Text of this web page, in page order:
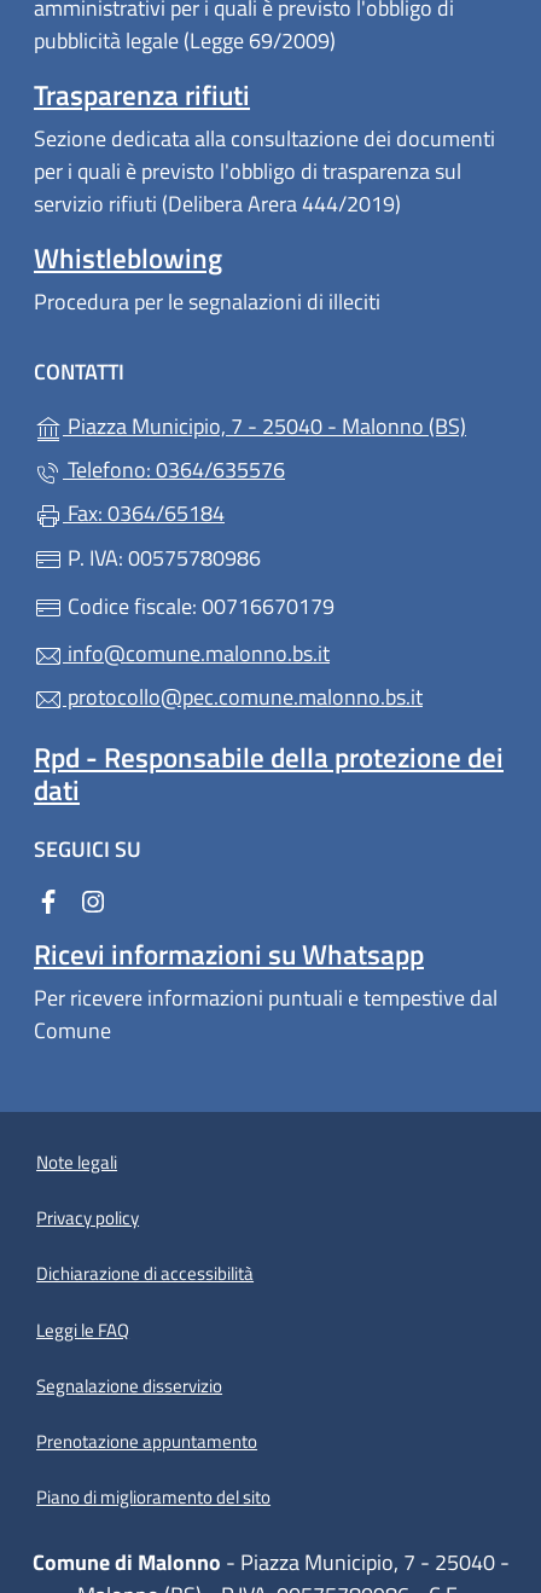
amministrativi per i quali è previsto l'obbligo di
pubblicità legale (Legge 69/2009)
Trasparenza rifiuti
Sezione dedicata alla consultazione dei documenti
per i quali è previsto l'obbligo di trasparenza sul
servizio rifiuti (Delibera Arera 444/2019)
Whistleblowing
Procedura per le segnalazioni di illeciti
CONTATTI
Piazza Municipio, 7 - 25040 - Malonno (BS)
Telefono: 0364/635576
Fax: 0364/65184
P. IVA: 00575780986
Codice fiscale: 00716670179
info@comune.malonno.bs.it
protocollo@pec.comune.malonno.bs.it
Rpd - Responsabile della protezione dei
dati
SEGUICI SU
Ricevi informazioni su Whatsapp
Per ricevere informazioni puntuali e tempestive dal
Comune
Note legali
Privacy policy
Dichiarazione di accessibilità
Leggi le FAQ
Segnalazione disservizio
Prenotazione appuntamento
Piano di miglioramento del sito
Comune di Malonno - Piazza Municipio, 7 - 25040 -